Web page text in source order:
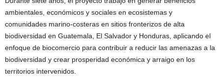
ambientales, económicos y sociales en ecosistemas y
comunidades marino-costeras en sitios fronterizos de alta
biodiversidad en Guatemala, El Salvador y Honduras, aplicando el
enfoque de biocomercio para contribuir a reducir las amenazas a la
biodiversidad y crear prosperidad económica y arraigo en los
territorios intervenidos.